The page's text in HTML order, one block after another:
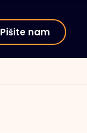
Pišite nam